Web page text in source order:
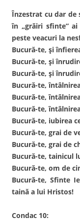
Înzestrat cu dar de
în „grăiri sfinte”
peste veacuri la
Bucură-te, și
Bucură-te, și
Bucură-te, și
Bucură-te,
Bucură-te,
Bucură-te,
Bucură-te, iubirea
Bucură-te, grai de
Bucură-te, grai de
Bucură-te, tainicul
Bucură-te, om de
Bucură-te, Sfinte
taină a lui Hristos!
Condac 10: